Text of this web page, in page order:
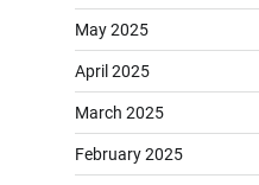
May 2025
April 2025
March 2025
February 2025